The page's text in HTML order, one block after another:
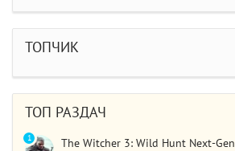
сюжет и..
STAR WARS Jedi: Survivor
Должно быть все норм..
ТОПЧИК
ТОП РАЗДАЧ
The Witcher 3: Wild Hunt Next-Gen
1